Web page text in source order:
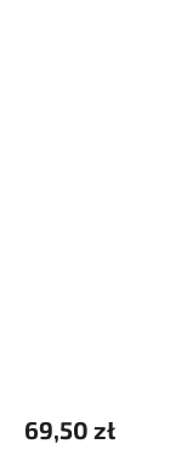
69,50 zł